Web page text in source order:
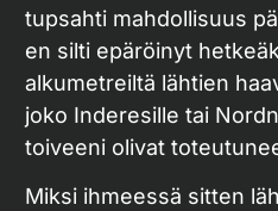
tupsahti mahdollisuus
en silti epäröinyt
alkumetreiltä lähtien
joko Inderesille tai
toiveeni olivat
Miksi ihmeessä sitten